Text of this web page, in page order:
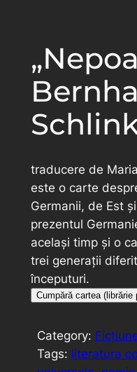
traducere de
este o carte
Germanii, de Est
prezentul
acelaşi timp şi o
trei generaţii
începuturi.
Cumpără cartea (librărie
Category:
Tags: literatura